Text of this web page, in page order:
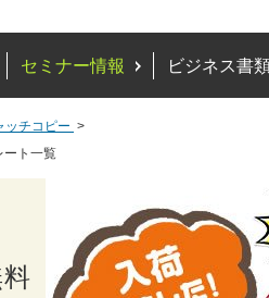
セミナー情報 ビジネス書
ッチコピー
ート一覧